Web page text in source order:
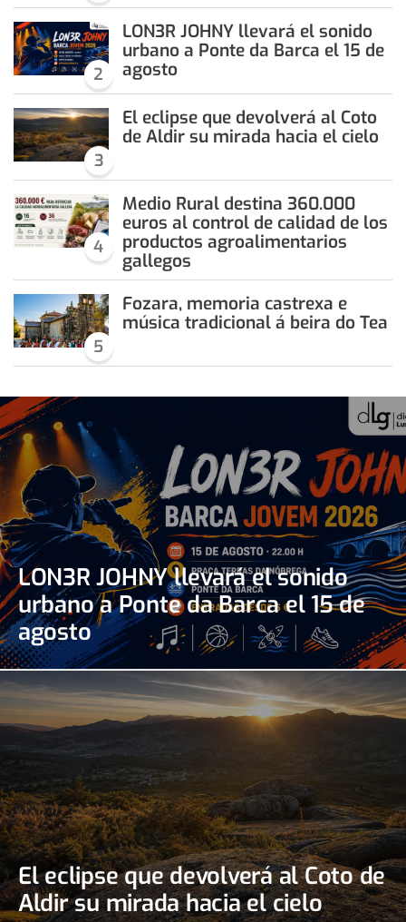
2
LON3R JOHNY llevará el sonido
urbano a Ponte da Barca el 15 de
agosto
3
El eclipse que devolverá al Coto
de Aldir su mirada hacia el cielo
4
Medio Rural destina 360.000
euros al control de calidad de los
productos agroalimentarios
gallegos
5
Fozara, memoria castrexa e
música tradicional á beira do Tea
LON3R JOHNY llevará el sonido
urbano a Ponte da Barca el 15 de
agosto
El eclipse que devolverá al Coto de
Aldir su mirada hacia el cielo